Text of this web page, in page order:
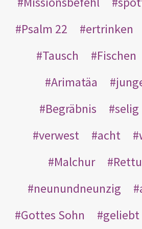
Psalm 22
ertrinken
Tausch
Fischen
Arimatäa
Begräbnis
selig
verwest
acht
Malchur
neunundneunzig
Gottes Sohn
geliebt